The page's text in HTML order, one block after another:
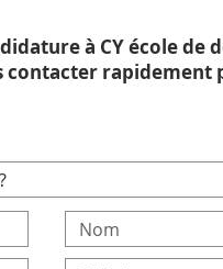
à CY école de
rapidement